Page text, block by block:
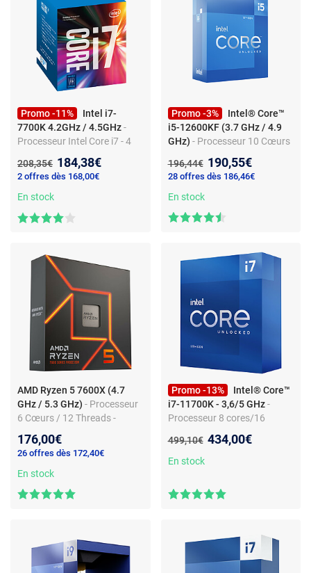
Promo -11%
Intel i7-
7700K 4.2GHz / 4.5GHz-
Processeur Intel Core i7 - 4
GHz - Socket 1151 - 91W -
Intel HD 630
Ancien prix :
208,35€ Nouveau prix :
184,38€
2 offres dès 168,00€
En stock
Promo -3%
Intel® Core™
i5-12600KF (3.7 GHz / 4.9
GHz) - Processeur 10 Cœurs
Cœurs Efficient) 16 Threads -
Socket 1700 - Cache L3 20
Mo - 0.010 micron (version
boîte sans ventilateur -
garantie Intel 3 ans)
Ancien prix :
196,44€ Nouveau prix :
190,55€
28 offres dès 186,46€
En stock
AMD Ryzen 5 7600X (4.7
GHz / 5.3 GHz) - Processeur
6 Cœurs / 12 Threads -
38 Mo - 5 nm - TDP 105W
(version boîte sans
ventilateur - garantie
constructeur 3 ans)
176,00€
26 offres dès 172,40€
En stock
Promo -13%
Intel® Core™
i7-11700K - 3,6/5 GHz -
Processeur 8 cores/16
500 Series Chipset - UHD
Graphics 750
Ancien prix :
499,10€ Nouveau prix :
434,00€
En stock